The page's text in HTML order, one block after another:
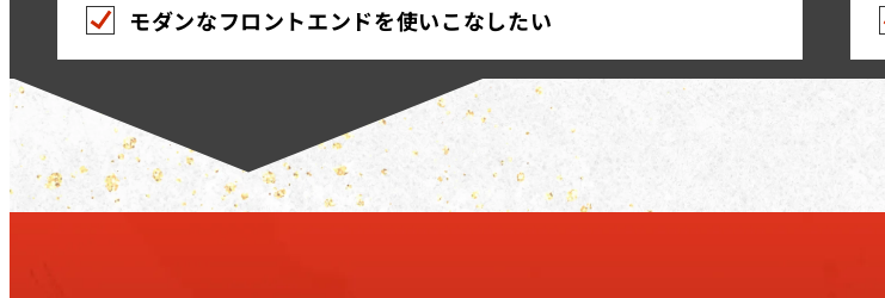
モダンなフロントエンドを使いこなしたい